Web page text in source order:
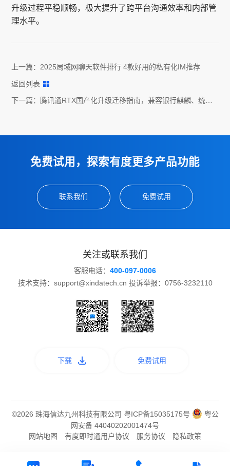
升级过程平稳顺畅，极大提升了跨平台沟通效率和内部管
理水平。
上一篇： 2025局域网聊天软件排行 4款好用的私有化IM推荐
返回列表
下一篇：腾讯通RTX国产化升级迁移指南，兼容银行麒麟、统信
免费试用，探索有度更多产品功能
联系我们 免费试用
关注或联系我们
客服电话： 400-097-0006
技术支持：support@xindatech.cn 投诉举报：0756-3232110
下载 免费试用
©2026 珠海信达九州科技有限公司 粤ICP备15035175号
粤公
网安备 44040202001474号
网站地图
有度即时通用户协议 服务协议 隐私政策